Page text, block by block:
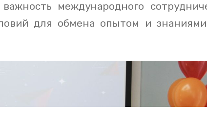
международного
для обмена опытом и